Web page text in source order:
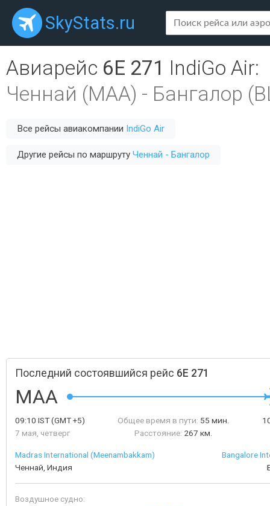
SkyStats.ru
Авиарейс 6E 271 IndiGo Air:
Ченнай (MAA) - Бангалор
Все рейсы авиакомпании IndiGo Air
Другие рейсы по маршруту Ченнай - Бангалор
Последний состоявшийся рейс 6E 271
MAA
09:10 IST(GMT +5)
7 мая, четверг
Общее время в пути: 55 мин.
Расстояние: 267 км.
Madras International (Meenambakkam)
Ченнай, Индия
Bangalore
Воздушное судно: